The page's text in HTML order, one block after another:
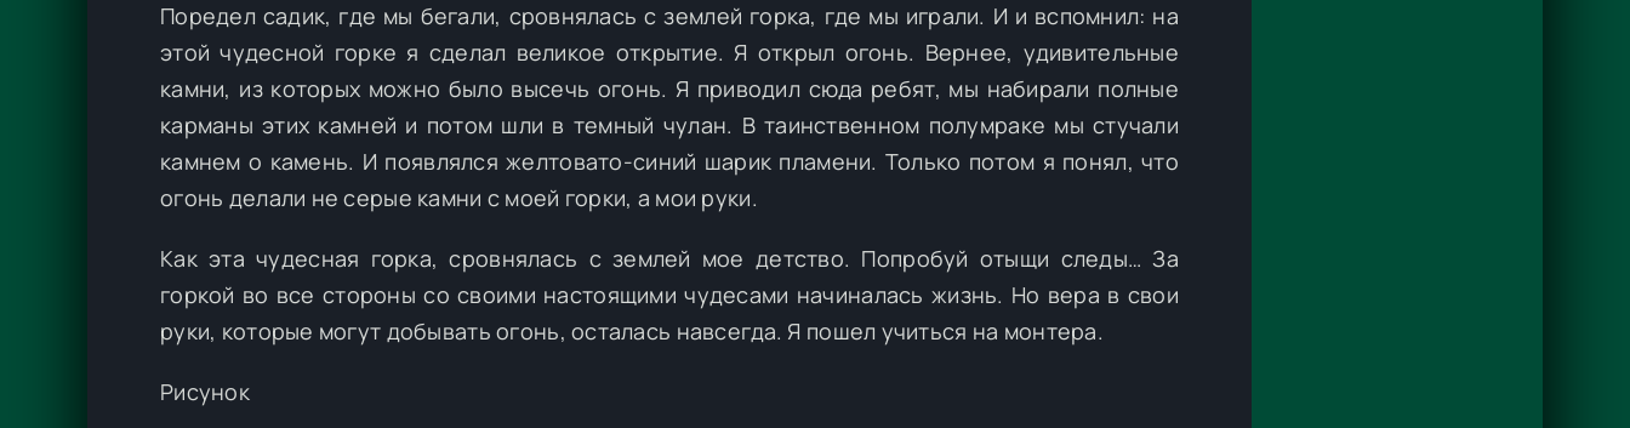
Поредел садик, где мы бегали, сровнялась с землей горка, где мы играли. И и вспомнил: на
этой чудесной горке я сделал великое открытие. Я открыл огонь. Вернее, удивительные
камни, из которых можно было высечь огонь. Я приводил сюда ребят, мы набирали полные
карманы этих камней и потом шли в темный чулан. В таинственном полумраке мы стучали
камнем о камень. И появлялся желтовато-синий шарик пламени. Только потом я понял, что
огонь делали не серые камни с моей горки, а мои руки.
Как эта чудесная горка, сровнялась с землей мое детство. Попробуй отыщи следы… За
горкой во все стороны со своими настоящими чудесами начиналась жизнь. Но вера в свои
руки, которые могут добывать огонь, осталась навсегда. Я пошел учиться на монтера.
Рисунок